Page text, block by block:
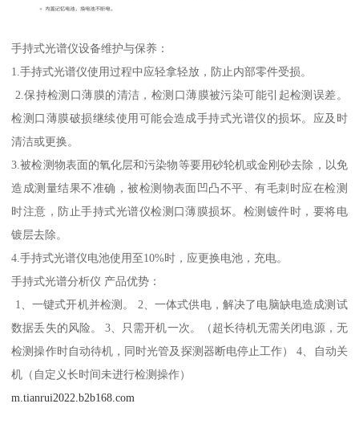
手持式光谱仪设备维护与保养：
1.手持式光谱仪使用过程中应轻拿轻放，防止内部零件受损。
2.保持检测口薄膜的清洁，检测口薄膜被污染可能引起检测误差。
检测口薄膜破损继续使用可能会造成手持式光谱仪的损坏。应及时
清洁或更换。
3.被检测物表面的氧化层和污染物等要用砂轮机或金刚砂去除，以免
造成测量结果不准确，被检测物表面凹凸不平、有毛刺时应在检测
时注意，防止手持式光谱仪检测口薄膜损坏。检测镀件时，要将电
镀层去除。
4.手持式光谱仪电池使用至10%时，应更换电池，充电。
手持式光谱分析仪 产品优势：
1、一键式开机并检测。 2、一体式供电，解决了电脑缺电造成测试
数据丢失的风险。 3、只需开机一次。（超长待机无需关闭电源，无
检测操作时自动待机，同时光管及探测器断电停止工作） 4、自动关
机（自定义长时间未进行检测操作）
m.tianrui2022.b2b168.com